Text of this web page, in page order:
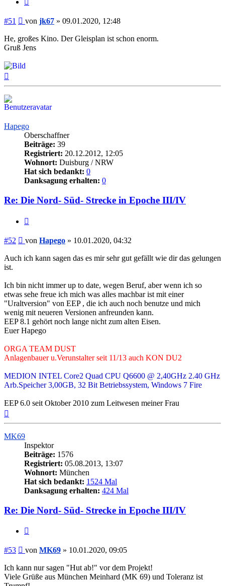
#51 Beitrag
von jk67 » 09.01.2020, 12:48
He, großes Kino. Der Gleisplan ist schon enorm.
Gruß Jens
Hapego
Oberschaffner
Beiträge: 39
Registriert: 20.12.2012, 12:05
Wohnort: Duisburg / NRW
Hat sich bedankt: 0
Danksagung erhalten: 0
Re: Die Nord- Süd- Strecke in Epoche III/IV
#52 Beitrag
von Hapego » 10.01.2020, 04:32
Auch ich kann sagen das es mir sehr gut gefällt wie dir das gelungen
ist.
Ich bin nicht immer up to date, wegen Beruf, aber wenn ich so
etwas sehe freue ich mich was alles machbar ist mit einer
"Uraltversion" von EEP , die ich auch noch benutze und mich
wenig mit neueren Versionen anfreunden kann.
EEP 8.1 gehört noch lange nicht zum alten Eisen.
Euer Hapego
ORGA TEAM DUST
Anlagenbauer u.Verunstalter seit 11/13 auch KON DU2
MEDION INTEL Core2 Quad CPU Q6600 @ 2,40GHz 2.40 GHz
Arb.Speicher 3,00GB, 32 Bit Betriebssystem, Windows 7 Fire
EEP 6.0 seit Oktober 2010 zum Leitwesen meiner Frau
MK69
Inspektor
Beiträge: 1576
Registriert: 05.08.2013, 13:07
Wohnort: München
Hat sich bedankt: 1524 Mal
Danksagung erhalten: 424 Mal
Re: Die Nord- Süd- Strecke in Epoche III/IV
#53 Beitrag
von MK69 » 10.01.2020, 09:05
Ich kann nur sagen "Hut ab!" vor dem Projekt!
Viele Grüße aus München Meinhard (MK 69) und Toleranz ist